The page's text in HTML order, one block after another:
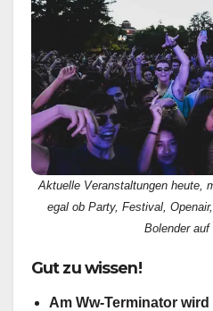
Aktuelle Veranstaltungen heute,
egal ob Party, Festival,
Bolender
Gut zu wissen!
Am Ww-Terminator